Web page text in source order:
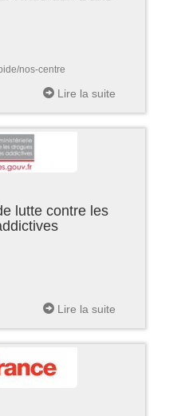
nos-centre
Lire la suite
lutte contre les
Lire la suite